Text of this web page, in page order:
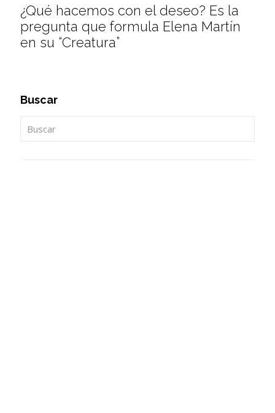
¿Qué hacemos con el deseo? Es la
pregunta que formula Elena Martín
en su “Creatura”
Buscar